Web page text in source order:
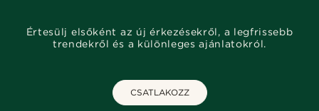
Értesülj elsőként az új érkezésekről, a legfrissebb
trendekről és a különleges ajánlatokról.
CSATLAKOZZ